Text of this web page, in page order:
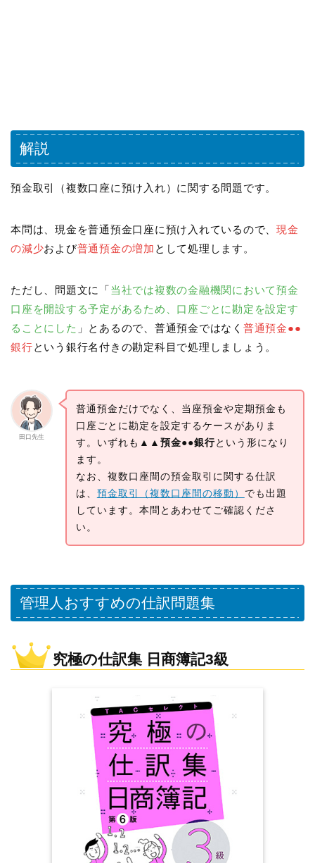
解説
預金取引（複数口座に預け入れ）に関する問題です。
本問は、現金を普通預金口座に預け入れているので、現金
の減少および普通預金の増加 として処理します。
ただし、問題文に「当社では複数の金融機関において預金
口座を開設する予定があるため、口座ごとに勘定を設定す
ることにした 」とあるので、普通預金ではなく 普通預金●●
銀行という銀行名付きの勘定科目で処理しましょう。
田口先生
普通預金だけでなく、当座預金や定期預金も
口座ごとに勘定を設定するケースがありま
す。いずれも ▲▲預金●●銀行という形になり
ます。
なお、複数口座間の預金取引に関する仕訳
は、 預金取引（複数口座間の移動） でも出題
しています。本問とあわせてご確認くださ
い。
管理人おすすめの仕訳問題集
究極の仕訳集 日商簿記3級